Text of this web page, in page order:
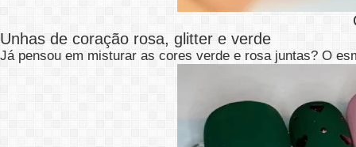
Unhas de coração rosa, glitter e verde
Já pensou em misturar as cores verde e rosa juntas? O